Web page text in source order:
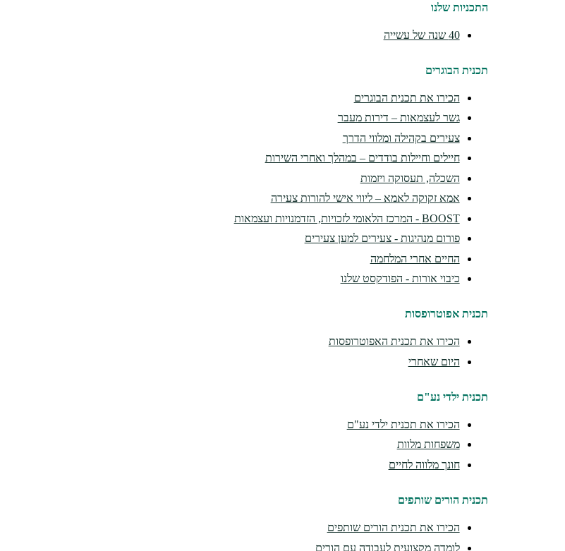
התכניות שלנו
40 שנה של עשייה
תכנית הבוגרים
הכירו את תכנית הבוגרים
גשר לעצמאות – דירות מעבר
צעירים בקהילה ומלווי הדרך
חיילים וחיילות בודדים – במהלך ואחרי השירות
השכלה, תעסוקה ויזמות
אמא זקוקה לאמא – ליווי אישי להורות צעירה
BOOST - המרכז הלאומי לזכויות, הזדמנויות ועצמאות
פורום מנהיגות - צעירים למען צעירים
החיים אחרי המלחמה
כיבוי אורות - הפודקסט שלנו
תכנית אפוטרופסות
הכירו את תכנית האפוטרופסות
היום שאחרי
תכנית ילדי נע"ם
הכירו את תכנית ילדי נע"ם
משפחות מלוות
חונך מלווה לחיים
תכנית הורים שותפים
הכירו את תכנית הורים שותפים
לומדה מקצועית לעבודה עם הורים